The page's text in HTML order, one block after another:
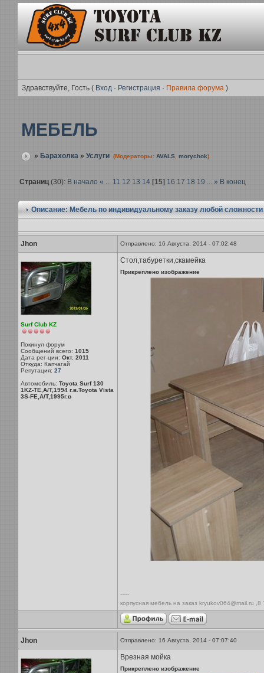
Здравствуйте, Гость ( Вход· Регистрация · Правила форума)
МЕБЕЛЬ
» Барахолка» Услуги (Модераторы: AVALS, morychok)
Страниц(30): В начало « ... 11 12 13 14 [15] 16 17 18 19 ... » В конец
Описание: Мебель по индивидуальному заказу любой сложности
Jhon Отправлено: 16 Августа, 2014 - 07:02:48
Surf Club KZ
Покинул форум
Сообщений всего: 1015
Дата рег-ции: Окт. 2011
Откуда: Капчагай
Репутация: 27
Автомобиль: Toyota Surf 130
1KZ-TE,A/T,1994 г.в.Toyota Vista
3S-FE,A/T,1995г.в
Стол,табуретки,скамейка
Прикреплено изображение
-----
корпусная мебель на заказ kryukov064@mail.ru
Jhon Отправлено: 16 Августа, 2014 - 07:07:40
Врезная мойка
Прикреплено изображение